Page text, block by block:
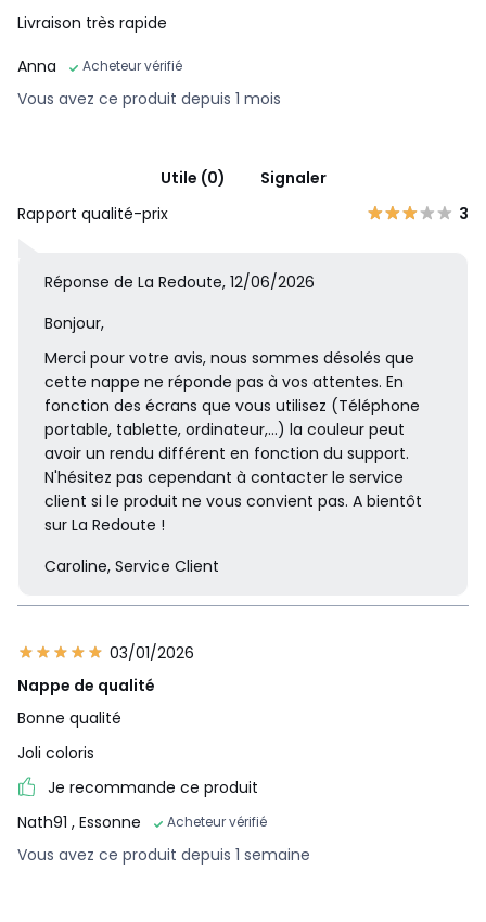
Livraison très rapide
Anna
Acheteur vérifié
Vous avez ce produit depuis 1 mois
Utile (0)
Signaler
Rapport qualité-prix
3
Réponse de La Redoute, 12/06/2026
Bonjour,
Merci pour votre avis, nous sommes désolés que
cette nappe ne réponde pas à vos attentes. En
fonction des écrans que vous utilisez (Téléphone
portable, tablette, ordinateur,...) la couleur peut
avoir un rendu différent en fonction du support.
N'hésitez pas cependant à contacter le service
client si le produit ne vous convient pas. A bientôt
sur La Redoute !
Caroline, Service Client
03/01/2026
Nappe de qualité
Bonne qualité
Joli coloris
Je recommande ce produit
Nath91 , Essonne Acheteur vérifié
Vous avez ce produit depuis 1 semaine